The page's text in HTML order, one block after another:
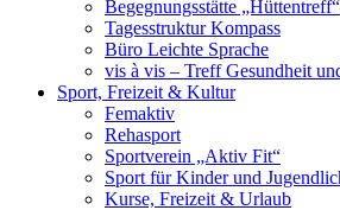
Begegnungsstätte „Hüttentreff“
Tagesstruktur Kompass
Büro Leichte Sprache
vis à vis – Treff Gesundheit
Sport, Freizeit & Kultur
Femaktiv
Rehasport
Sportverein „Aktiv Fit“
Sport für Kinder und
Kurse, Freizeit & Urlaub